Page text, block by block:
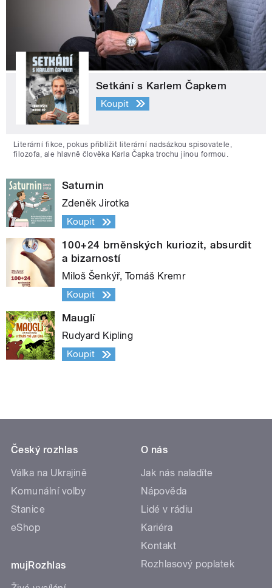
Setkání s Karlem Čapkem
Koupit
Literární fikce, pokus přiblížit literární nadsázkou spisovatele,
filozofa, ale hlavně člověka Karla Čapka trochu jinou formou.
Saturnin
Zdeněk Jirotka
Koupit
100+24 brněnských kuriozit, absurdit
a bizarností
Miloš Šenkýř, Tomáš Kremr
Koupit
Mauglí
Rudyard Kipling
Koupit
Český rozhlas
Válka na Ukrajině
Komunální volby
Stanice
eShop
mujRozhlas
O nás
Jak nás naladíte
Nápověda
Lidé v rádiu
Kariéra
Kontakt
Rozhlasový poplatek